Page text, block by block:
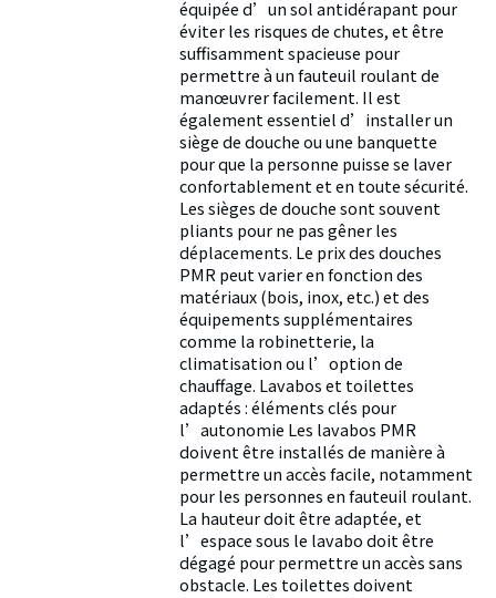
équipée d’un sol antidérapant pour
éviter les risques de chutes, et être
suffisamment spacieuse pour
permettre à un fauteuil roulant de
manœuvrer facilement. Il est
également essentiel d’installer un
siège de douche ou une banquette
pour que la personne puisse se laver
confortablement et en toute sécurité.
Les sièges de douche sont souvent
pliants pour ne pas gêner les
déplacements. Le prix des douches
PMR peut varier en fonction des
matériaux (bois, inox, etc.) et des
équipements supplémentaires
comme la robinetterie, la
climatisation ou l’option de
chauffage. Lavabos et toilettes
adaptés : éléments clés pour
l’autonomie Les lavabos PMR
doivent être installés de manière à
permettre un accès facile, notamment
pour les personnes en fauteuil roulant.
La hauteur doit être adaptée, et
l’espace sous le lavabo doit être
dégagé pour permettre un accès sans
obstacle. Les toilettes doivent